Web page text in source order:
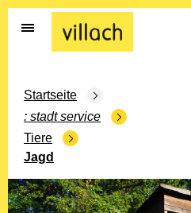
Gehe zur Startseite
Startseite
stadt service
Tiere
Jagd